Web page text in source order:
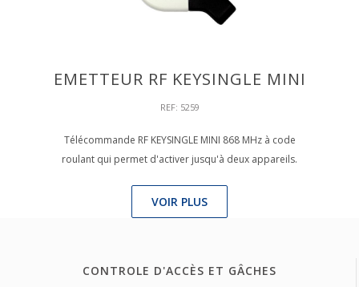
EMETTEUR RF KEYSINGLE MINI
REF: 5259
Télécommande RF KEYSINGLE MINI 868 MHz à code
roulant qui permet d'activer jusqu'à deux appareils.
VOIR PLUS
CONTROLE D'ACCÈS ET GÂCHES